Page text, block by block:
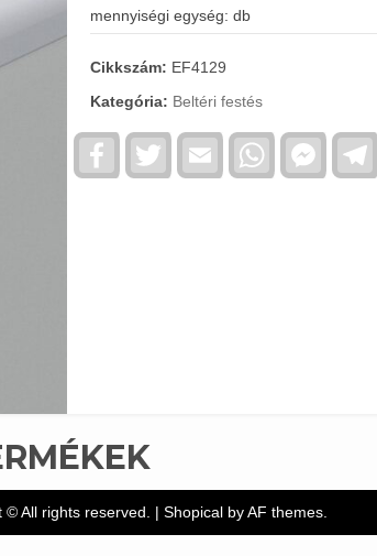
mennyiségi egység: db
Cikkszám: EF4129
Kategória: Beltéri festés
FacebookTwitter Email WhatsApp
© All rights reserved. | Shopicalby AF themes.